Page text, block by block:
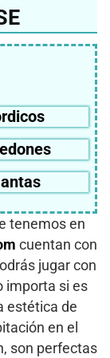
tenemos en
cuentan con
jugar con
importa si es
estética de
en el
son perfectas